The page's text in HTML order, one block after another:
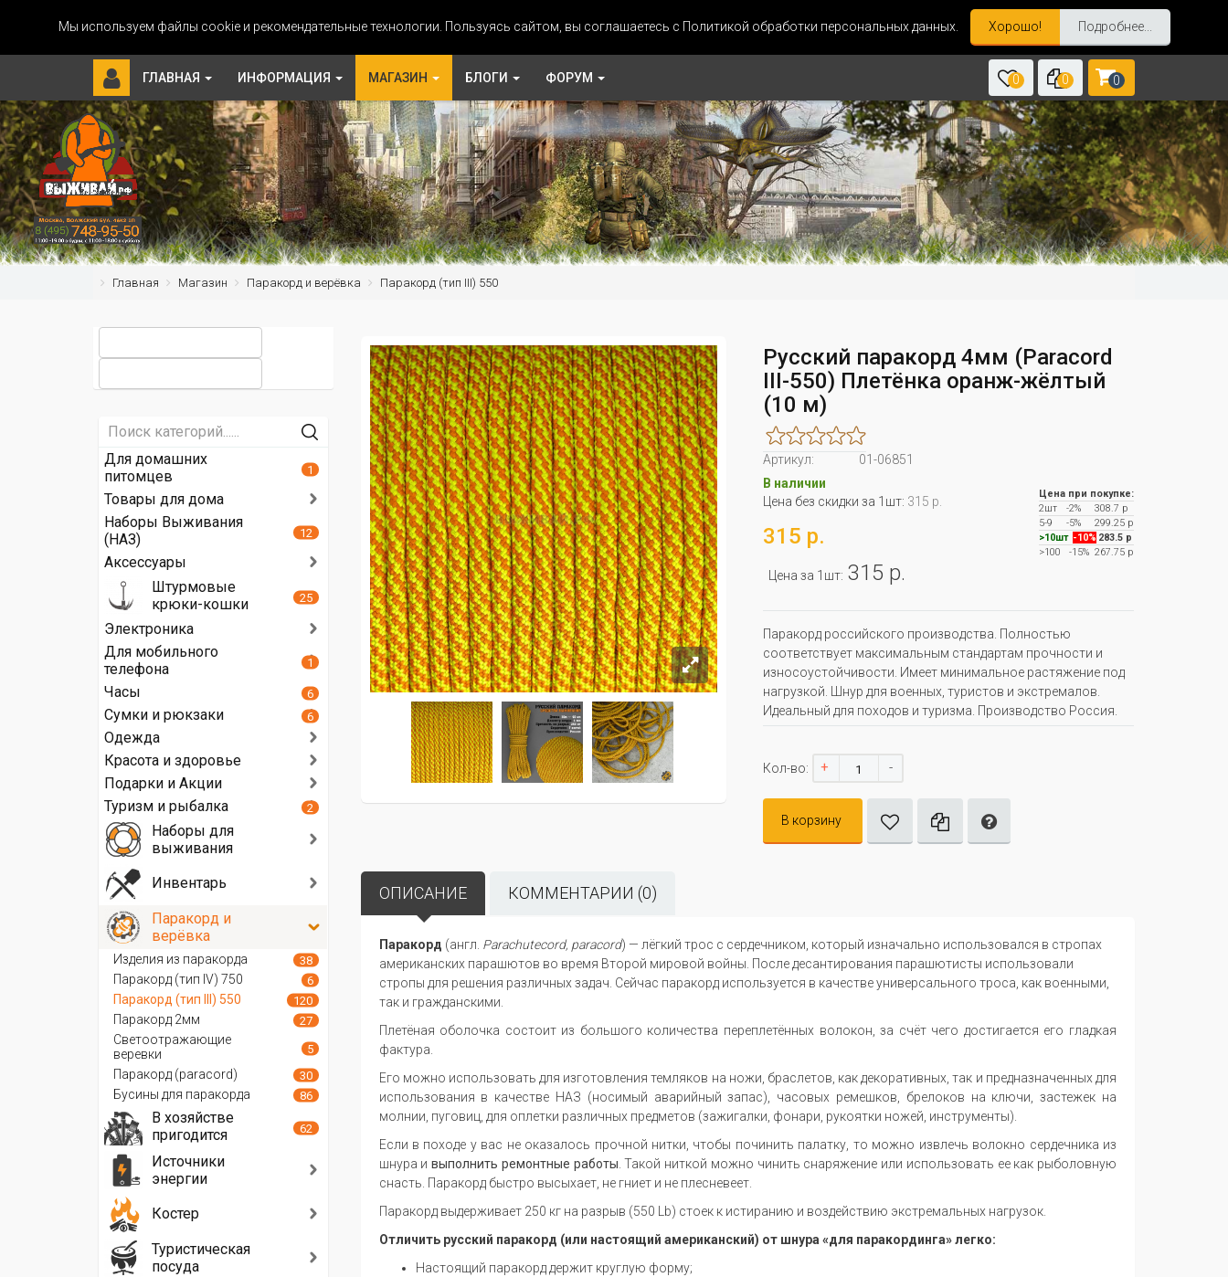
Мы используем файлы cookie и рекомендательные технологии. Пользуясь сайтом, вы соглашаетесь с Политикой обработки персональных данных. Хорошо! Подробнее...
ГЛАВНАЯ ИНФОРМАЦИЯ МАГАЗИН БЛОГИ ФОРУМ 0 0 0
Главная Магазин Паракорд и верёвка Паракорд (тип III) 550
Русский паракорд 4мм (Paracord
III-550) Плетёнка оранж-жёлтый
(10 м)
Артикул:
01-06851
В наличии
Цена без скидки за 1шт: 315 р.
315 р.
Цена за 1шт: 315 р.
Цена при покупке:
2шт
-2%
308.7 р
5-9
-5%
299.25 р
>10шт -10% 283.5 р
>100
-15%267.75 р
Паракорд российского производства. Полностью
соответствует максимальным стандартам прочности и
износоустойчивости. Имеет минимальное растяжение под
нагрузкой. Шнур для военных, туристов и экстремалов.
Идеальный для походов и туризма. Производство Россия.
Кол-во: + -
В корзину
ОПИСАНИЕ КОММЕНТАРИИ (0)
Паракорд (англ. Parachutecord, paracord) — лёгкий трос с сердечником, который изначально использовался в стропах
американских парашютов во время Второй мировой войны. После десантирования парашютисты использовали
стропы для решения различных задач. Сейчас паракорд используется в качестве универсального троса, как военными,
так и гражданскими.
Плетёная оболочка состоит из большого количества переплетённых волокон, за счёт чего достигается его гладкая
фактура.
Его можно использовать для изготовления темляков на ножи, браслетов, как декоративных, так и предназначенных для
использования в качестве НАЗ (носимый аварийный запас), часовых ремешков, брелоков на ключи, застежек на
молнии, пуговиц, для оплетки различных предметов (зажигалки, фонари, рукоятки ножей, инструменты).
Если в походе у вас не оказалось прочной нитки, чтобы починить палатку, то можно извлечь волокно сердечника из
шнура и выполнить ремонтные работы. Такой ниткой можно чинить снаряжение или использовать ее как рыболовную
снасть. Паракорд быстро высыхает, не гниет и не плесневеет.
Паракорд выдерживает 250 кг на разрыв (550 Lb) стоек к истиранию и воздействию экстремальных нагрузок.
Отличить русский паракорд (или настоящий американский) от шнура «для паракординга» легко:
Настоящий паракорд держит круглую форму;
Для домашних
питомцев
1
Товары для дома
Наборы Выживания
(НАЗ)
12
Аксессуары
Штурмовые
крюки-кошки
25
Электроника
Для мобильного
телефона
1
Часы 6
Сумки и рюкзаки 6
Одежда
Красота и здоровье
Подарки и Акции
Туризм и рыбалка
2
Наборы для
выживания
Инвентарь
Паракорд и
верёвка
Изделия из паракорда 38
Паракорд (тип IV) 750 6
Паракорд (тип III) 550 120
Паракорд 2мм 27
Светоотражающие
веревки
5
Паракорд (paracord) 30
Бусины для паракорда 86
В хозяйстве
пригодится
62
Источники
энергии
Костер
Туристическая
посуда